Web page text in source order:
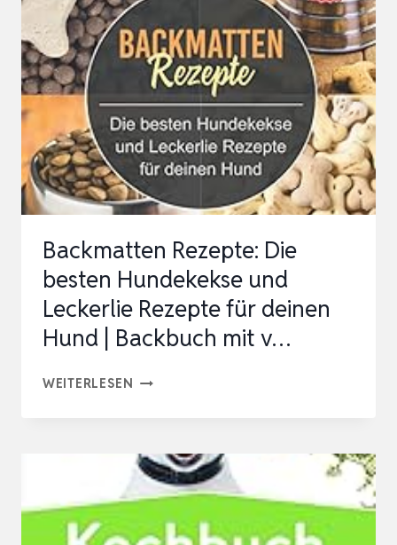
90
HUNDEFUTTER
REZEPTE
ZUM
SELBERMACHEN
INKLUSIVE
HINTERGRUNDWISSEN
Backmatten Rezepte: Die
besten Hundekekse und
Leckerlie Rezepte für deinen
Hund | Backbuch mit v…
WEITERLESEN BACKMATTEN
BESTEN
HUNDEKEKSE
LECKERLIE